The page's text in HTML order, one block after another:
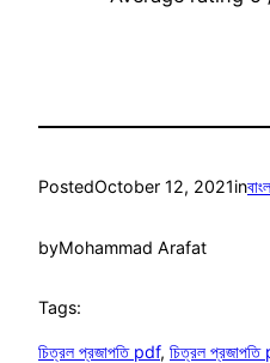
PostedOctober 12, 2021in
byMohammad Arafat
Tags:
চিত্রল প্রজাপতি pdf, চিত্রল